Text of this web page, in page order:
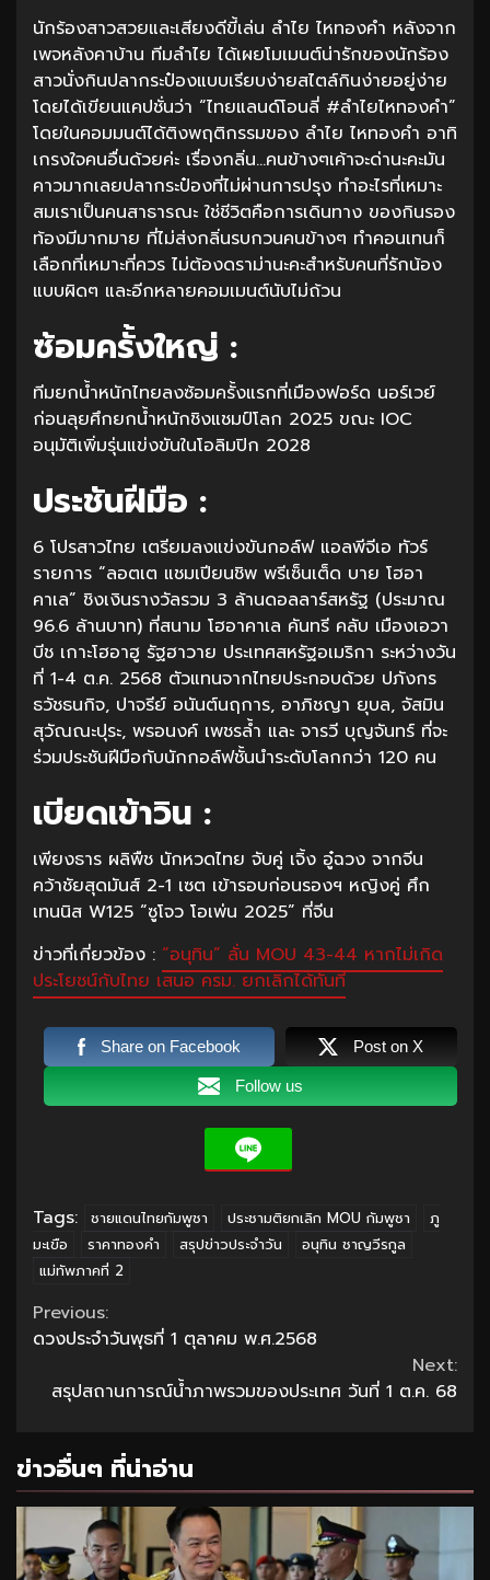
นักร้องสาวสวยและเสียงดีขี้เล่น ลำไย ไหทองคำ หลังจาก
เพจหลังคาบ้าน ทีมลำไย ได้เผยโมเมนต์น่ารักของนักร้อง
สาวนั่งกินปลากระป๋องแบบเรียบง่ายสไตล์กินง่ายอยู่ง่าย
โดยได้เขียนแคปชั่นว่า “ไทยแลนด์โอนลี่ #ลําไยไหทองคํา”
โดยในคอมมนต์ได้ติงพฤติกรรมของ ลำไย ไหทองคำ อาทิ
เกรงใจคนอื่นด้วยค่ะ เรื่องกลิ่น…คนข้างๆเค้าจะด่านะคะมัน
คาวมากเลยปลากระป๋องที่ไม่ผ่านการปรุง ทำอะไรที่เหมาะ
สมเราเป็นคนสาธารณะ ใช่ชีวิตคือการเดินทาง ของกินรอง
ท้องมีมากมาย ที่ไม่ส่งกลิ่นรบกวนคนข้างๆ ทำคอนเทนก็
เลือกที่เหมาะที่ควร ไม่ต้องดราม่านะคะสำหรับคนที่รักน้อง
แบบผิดๆ และอีกหลายคอมเมนต์นับไม่ถ้วน
ซ้อมครั้งใหญ่ :
ทีมยกน้ำหนักไทยลงซ้อมครั้งแรกที่เมืองฟอร์ด นอร์เวย์
ก่อนลุยศึกยกน้ำหนักชิงแชมป์โลก 2025 ขณะ IOC
อนุมัติเพิ่มรุ่นแข่งขันในโอลิมปิก 2028
ประชันฝีมือ :
6 โปรสาวไทย เตรียมลงแข่งขันกอล์ฟ แอลพีจีเอ ทัวร์
รายการ “ลอตเต แชมเปียนชิพ พรีเซ็นเต็ด บาย โฮอา
คาเล” ชิงเงินรางวัลรวม 3 ล้านดอลลาร์สหรัฐ (ประมาณ
96.6 ล้านบาท) ที่สนาม โฮอาคาเล คันทรี คลับ เมืองเอวา
บีช เกาะโฮอาฮู รัฐฮาวาย ประเทศสหรัฐอเมริกา ระหว่างวัน
ที่ 1-4 ต.ค. 2568 ตัวแทนจากไทยประกอบด้วย ปภังกร
ธวัชธนกิจ, ปาจรีย์ อนันต์นฤการ, อาภิชญา ยุบล, จัสมิน
สุวัณณะปุระ, พรอนงค์ เพชรล้ำ และ จารวี บุญจันทร์ ที่จะ
ร่วมประชันฝีมือกับนักกอล์ฟชั้นนำระดับโลกกว่า 120 คน
เบียดเข้าวิน :
เพียงธาร ผลิพืช นักหวดไทย จับคู่ เจิ้ง อู๋ฉวง จากจีน
คว้าชัยสุดมันส์ 2-1 เซต เข้ารอบก่อนรองฯ หญิงคู่ ศึก
เทนนิส W125 “ซูโจว โอเพ่น 2025” ที่จีน
ข่าวที่เกี่ยวข้อง : “อนุทิน” ลั่น MOU 43-44 หากไม่เกิด
ประโยชน์กับไทย เสนอ ครม. ยกเลิกได้ทันที
Share on Facebook Post on X
Follow us
Tags: ชายแดนไทยกัมพูชา ประชามติยกเลิก MOU กัมพูชา
ภู
มะเขือ
ราคาทองคำ สรุปข่าวประจำวัน
อนุทิน ชาญวีรกูล
แม่ทัพภาคที่ 2
Continue
Reading
Previous:
ดวงประจำวันพุธที่ 1 ตุลาคม พ.ศ.2568
Next:
สรุปสถานการณ์น้ำภาพรวมของประเทศ วันที่ 1 ต.ค. 68
ข่าวอื่นๆ ที่น่าอ่าน